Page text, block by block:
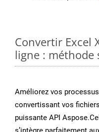
Convertir Excel
ligne : méthode
Améliorez vos
convertissant vos
puissante API